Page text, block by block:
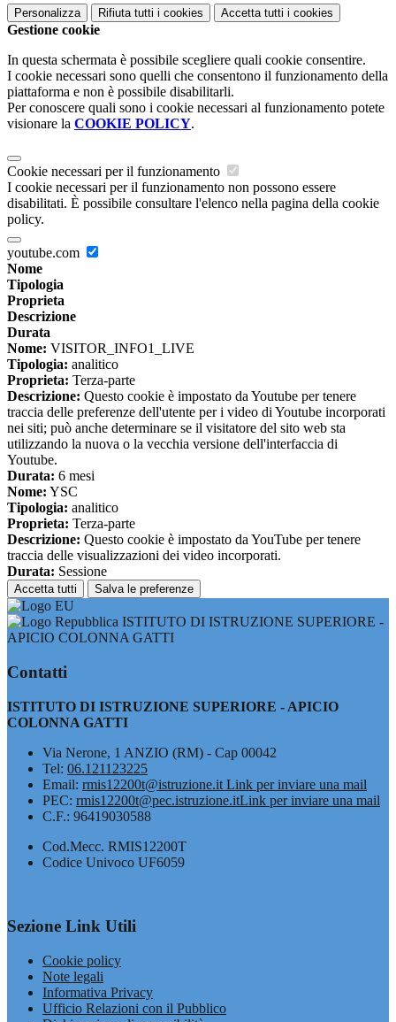
Personalizza Rifiuta tutti i cookies Accetta tutti i cookies
Gestione cookie
In questa schermata è possibile scegliere quali cookie consentire.
I cookie necessari sono quelli che consentono il funzionamento della
piattaforma e non è possibile disabilitarli.
Per conoscere quali sono i cookie necessari al funzionamento potete
visionare la COOKIE POLICY.
Cookie necessari per il funzionamento
I cookie necessari per il funzionamento non possono essere
disabilitati. È possibile consultare l'elenco nella pagina della cookie
policy.
youtube.com
Nome
Tipologia
Proprieta
Descrizione
Durata
Nome: VISITOR_INFO1_LIVE
Tipologia: analitico
Proprieta: Terza-parte
Descrizione: Questo cookie è impostato da Youtube per tenere
traccia delle preferenze dell'utente per i video di Youtube incorporati
nei siti; può anche determinare se il visitatore del sito web sta
utilizzando la nuova o la vecchia versione dell'interfaccia di
Youtube.
Durata: 6 mesi
Nome: YSC
Tipologia: analitico
Proprieta: Terza-parte
Descrizione: Questo cookie è impostato da YouTube per tenere
traccia delle visualizzazioni dei video incorporati.
Durata: Sessione
Accetta tutti Salva le preferenze
ISTITUTO DI ISTRUZIONE SUPERIORE -
APICIO COLONNA GATTI
Contatti
ISTITUTO DI ISTRUZIONE SUPERIORE - APICIO
COLONNA GATTI
Via Nerone, 1 ANZIO (RM) - Cap 00042
Tel: 06.121123225
Email: rmis12200t@istruzione.it Link per inviare una mail
PEC: rmis12200t@pec.istruzione.itLink per inviare una mail
C.F.: 96419030588
Cod.Mecc. RMIS12200T
Codice Univoco UF6059
Sezione Link Utili
Cookie policy
Note legali
Informativa Privacy
Ufficio Relazioni con il Pubblico